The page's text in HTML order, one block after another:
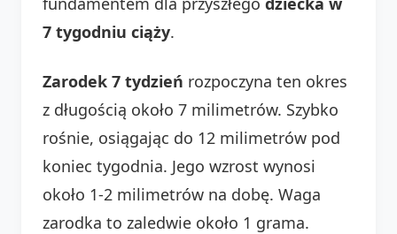
7 tygodniu ciąży.
Zarodek 7 tydzień rozpoczyna ten okres
z długością około 7 milimetrów. Szybko
rośnie, osiągając do 12 milimetrów pod
koniec tygodnia. Jego wzrost wynosi
około 1-2 milimetrów na dobę. Waga
zarodka to zaledwie około 1 grama.